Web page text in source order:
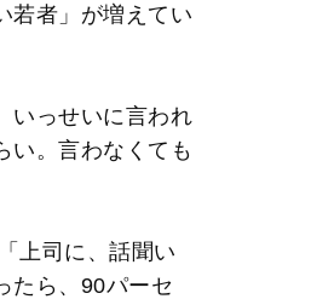
若者」が増えてい
いっせいに言われ
い。言わなくても
上司に、話聞い
たら、90パーセ